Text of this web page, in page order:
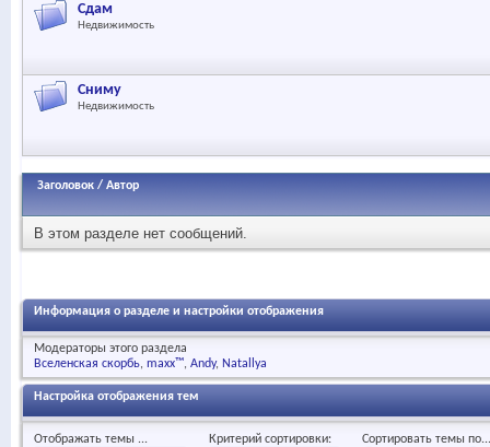
Сдам
Недвижимость
Сниму
Недвижимость
Заголовок / Автор
В этом разделе нет сообщений.
Информация о разделе и настройки отображения
Модераторы этого раздела
Вселенская скорбь maxx™ Andy Natallya
Настройка отображения тем
Отображать темы ... Критерий сортировки:
Сортировать темы по...